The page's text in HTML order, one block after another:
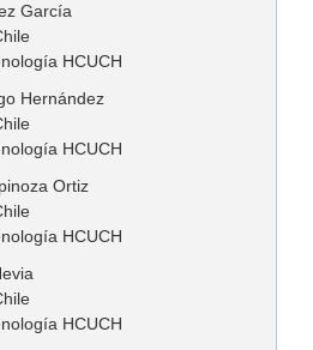
García
HCUCH
Hernández
HCUCH
Ortiz
HCUCH
HCUCH